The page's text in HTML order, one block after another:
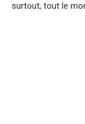
surtout, tout le